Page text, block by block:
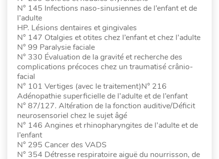
N° 145 Infections naso-sinusiennes de l’enfant et de
l’adulte
HP. Lésions dentaires et gingivales
N° 147 Otalgies et otites chez l’enfant et chez l’adulte
N° 99 Paralysie faciale
N° 330 Évaluation de la gravité et recherche des
complications précoces chez un traumatisé crânio-
facial
N° 101 Vertiges (avec le traitement)N° 216
Adénopathie superficielle de l’adulte et de l’enfant
N° 87/127. Altération de la fonction auditive/Déficit
neurosensoriel chez le sujet âgé
N° 146 Angines et rhinopharyngites de l’adulte et de
l’enfant
N° 295 Cancer des VADS
N° 354 Détresse respiratoire aiguë du nourrisson, de